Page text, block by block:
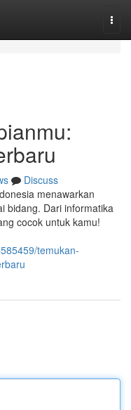
Discuss
menawarkan
bidang. Dari informatika
cocok untuk kamu!
temukan-